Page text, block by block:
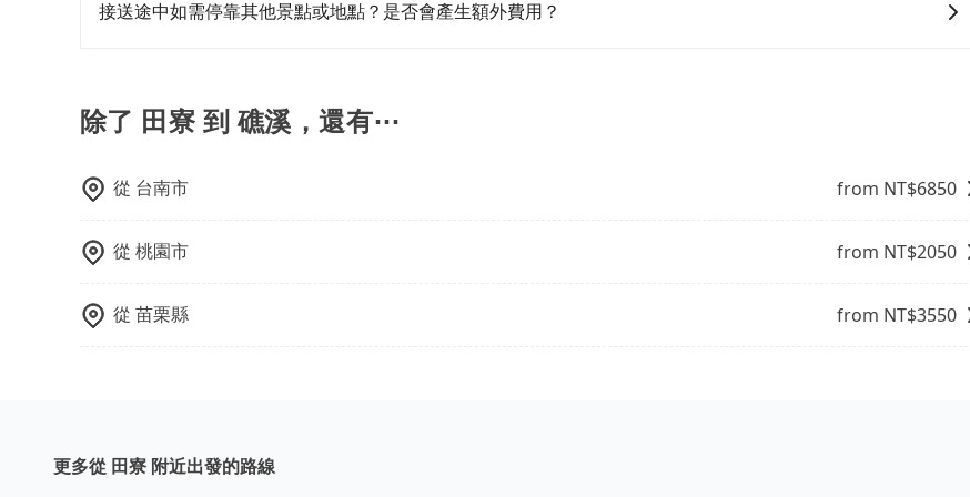
提供司機的姓名、電話、車牌、車型等資訊，如在約定好的時間與上車地點沒有看到司機，可主動電話聯繫，可
接送途中如需停靠其他景點或地點？是否會產生額外費用？
擇「計時包車」，中途需要加點停靠，則不需要額外支付費用。
除了 田寮 到 礁溪，還有⋯
從 台南市 from NT$6850
從 桃園市 from NT$2050
從 苗栗縣 from NT$3550
更多從 田寮 附近出發的路線